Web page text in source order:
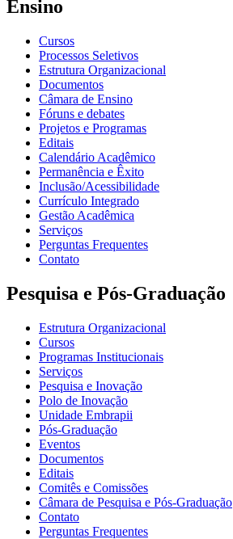
Ensino
Cursos
Processos Seletivos
Estrutura Organizacional
Documentos
Câmara de Ensino
Fóruns e debates
Projetos e Programas
Editais
Calendário Acadêmico
Permanência e Êxito
Inclusão/Acessibilidade
Currículo Integrado
Gestão Acadêmica
Serviços
Perguntas Frequentes
Contato
Pesquisa e Pós-Graduação
Estrutura Organizacional
Cursos
Programas Institucionais
Serviços
Pesquisa e Inovação
Polo de Inovação
Unidade Embrapii
Pós-Graduação
Eventos
Documentos
Editais
Comitês e Comissões
Câmara de Pesquisa e Pós-Graduação
Contato
Perguntas Frequentes